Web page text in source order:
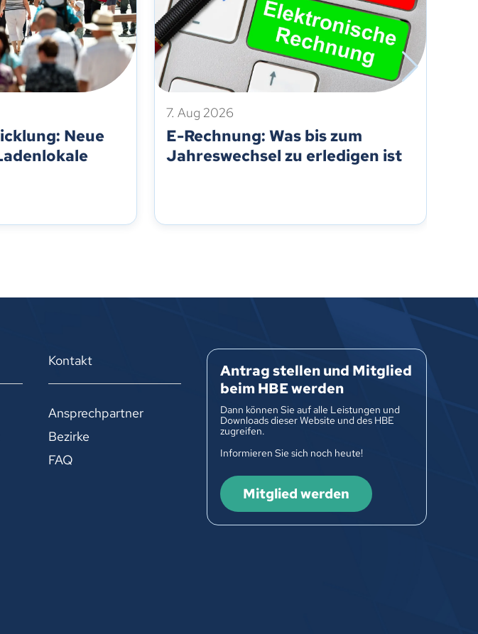
Neue
7. Aug 2026
E-Rechnung: Was bis zum
Jahreswechsel zu erledigen ist
Kontakt
Ansprechpartner
Bezirke
FAQ
Antrag stellen und Mitglied
beim HBE werden
Dann können Sie auf alle Leistungen und
Downloads dieser Website und des HBE
zugreifen.
Informieren Sie sich noch heute!
Mitglied werden